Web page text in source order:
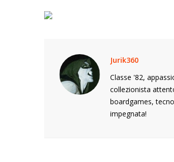
Jurik360
Classe '82,
collezionista
boardgames,
impegnata!